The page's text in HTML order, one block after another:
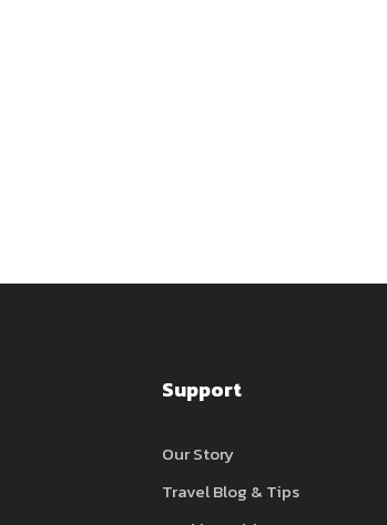
Support
Our Story
Travel Blog & Tips